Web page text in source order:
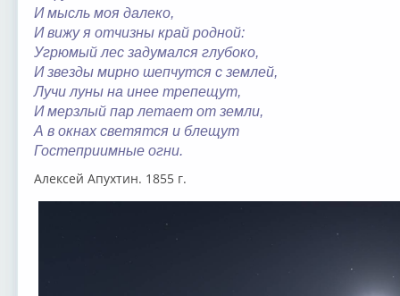
И мысль моя далеко,
И вижу я отчизны край родной:
Угрюмый лес задумался глубоко,
И звезды мирно шепчутся с землей,
Лучи луны на инее трепещут,
И мерзлый пар летает от земли,
А в окнах светятся и блещут
Гостеприимные огни.
Алексей Апухтин. 1855 г.